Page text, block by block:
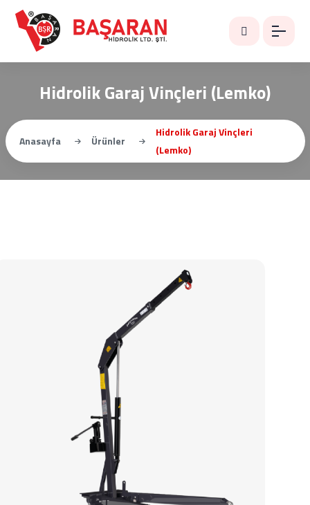
Hidrolik Garaj Vinçleri (Lemko)
Anasayfa Ürünler
Hidrolik Garaj Vinçleri
(Lemko)